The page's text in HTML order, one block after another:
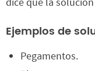
Ejemplos de
Pegamentos.